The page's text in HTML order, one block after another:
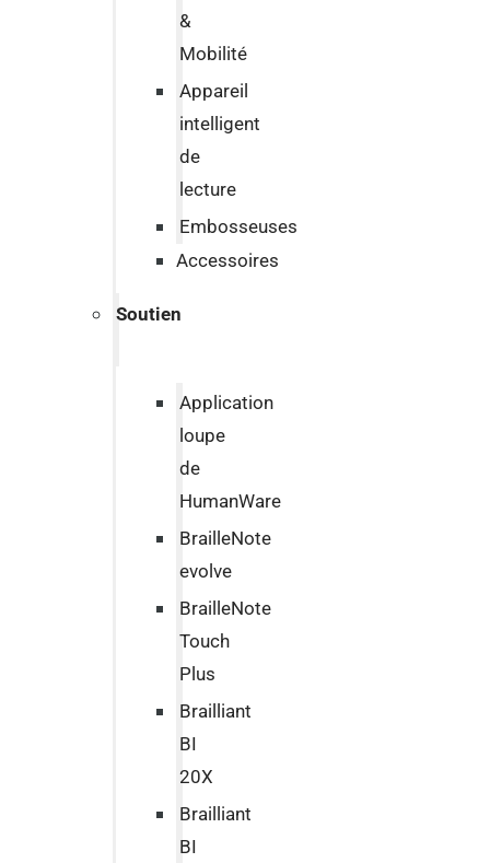
&
Mobilité
Appareil
intelligent
de
lecture
Embosseuses
Accessoires
Soutien
Application
loupe
de
HumanWare
BrailleNote
evolve
BrailleNote
Touch
Plus
Brailliant
BI
20X
Brailliant
BI